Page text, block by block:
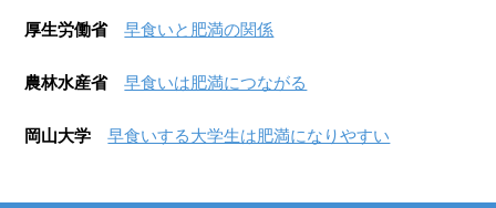
厚生労働省 早食いと肥満の関係
農林水産省 早食いは肥満につながる
岡山大学 早食いする大学生は肥満になりやすい